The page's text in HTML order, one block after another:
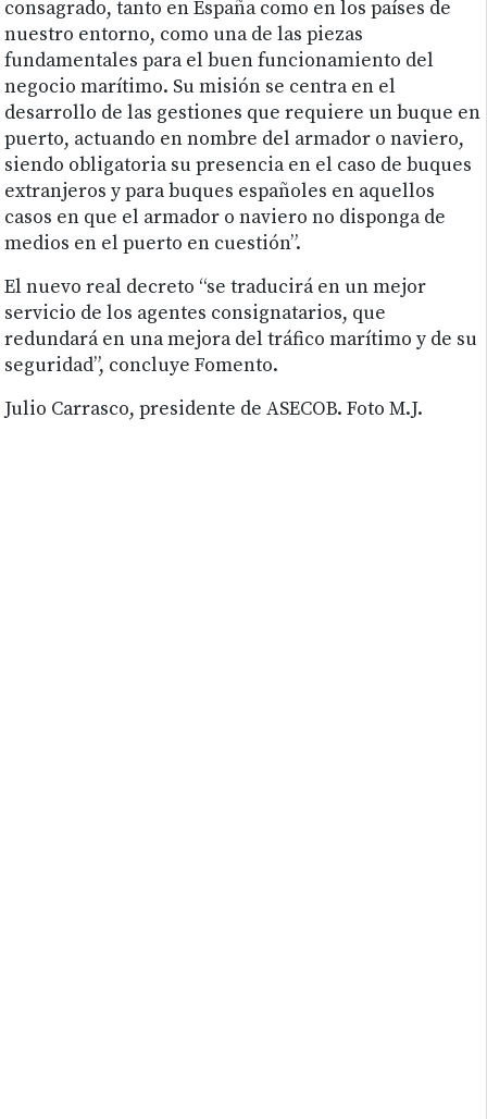
consagrado, tanto en España como en los países de
nuestro entorno, como una de las piezas
fundamentales para el buen funcionamiento del
negocio marítimo. Su misión se centra en el
desarrollo de las gestiones que requiere un buque en
puerto, actuando en nombre del armador o naviero,
siendo obligatoria su presencia en el caso de buques
extranjeros y para buques españoles en aquellos
casos en que el armador o naviero no disponga de
medios en el puerto en cuestión”.
El nuevo real decreto “se traducirá en un mejor
servicio de los agentes consignatarios, que
redundará en una mejora del tráfico marítimo y de su
seguridad”, concluye Fomento.
Julio Carrasco, presidente de ASECOB. Foto M.J.